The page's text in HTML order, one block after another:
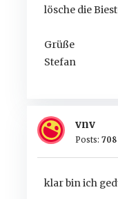
lösche die
Grüße
Stefan
vnv
Posts: 708
klar bin ich